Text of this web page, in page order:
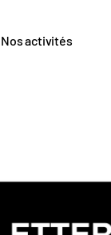
Nos activités